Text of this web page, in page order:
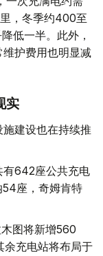
，冬季约400至
低一半。此外，
护费用也明显减
实
建设也在持续推
有642座公共充电
座，奇姆肯特
图将新增560
余充电站将布局于